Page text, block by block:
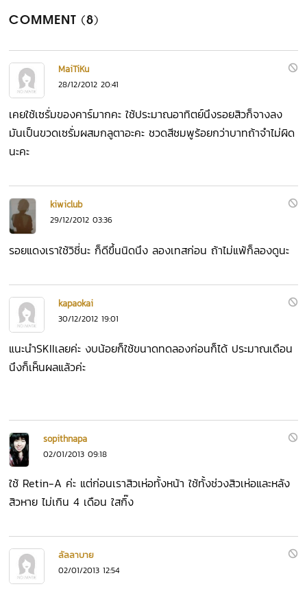
COMMENT (8)
MaiTiKu
28/12/2012 20:41
เคยใช้เซรั่มของคาร์มากคะ ใช้ประมาณอาทิตย์นึงรอยสิวก็จางลง
มันเป็นขวดเซรั่มผสมกลูตาอะคะ ชวดสีชมพูร้อยกว่าบาทถ้าจำไม่ผิด
นะคะ
kiwiclub
29/12/2012 03:36
รอยแดงเราใช้วิชี่นะ ก็ดีขึ้นนิดนึง ลองเทสก่อน ถ้าไม่แพ้ก็ลองดูนะ
kapaokai
30/12/2012 19:01
แนะนำSKIIเลยค่ะ งบน้อยก็ใช้ขนาดทดลองก่อนก็ได้ ประมาณเดือน
นึงก็เห็นผลแล้วค่ะ
sopithnapa
02/01/2013 09:18
ใช้ Retin-A ค่ะ แต่ก่อนเราสิวเห่อทั้งหน้า ใช้ทั้งช่วงสิวเห่อและหลัง
สิวหาย ไม่เกิน 4 เดือน ใสกิ๊ง
ลัลลาบาย
02/01/2013 12:54